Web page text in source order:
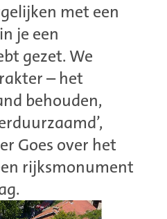
met een
je een
gezet. We
– het
behouden,
Goes over het
rijksmonument